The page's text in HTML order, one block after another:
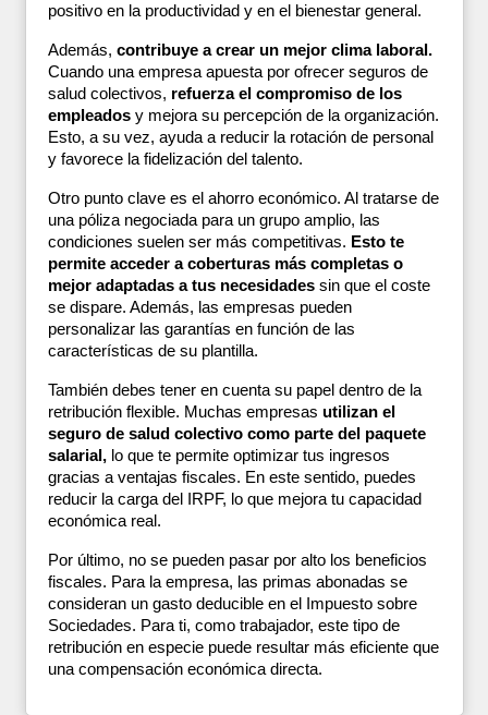
positivo en la productividad y en el bienestar general.
Además,
contribuye a crear un mejor clima laboral.
Cuando una empresa apuesta por ofrecer seguros de
salud colectivos, refuerza el compromiso de los
empleados y mejora su percepción de la organización.
Esto, a su vez, ayuda a reducir la rotación de personal
y favorece la fidelización del talento.
Otro punto clave es el ahorro económico. Al tratarse de
una póliza negociada para un grupo amplio, las
condiciones suelen ser más competitivas. Esto te
permite acceder a coberturas más completas o
mejor adaptadas a tus necesidades sin que el coste
se dispare. Además, las empresas pueden
personalizar las garantías en función de las
características de su plantilla.
También debes tener en cuenta su papel dentro de la
retribución flexible. Muchas empresas utilizan el
seguro de salud colectivo como parte del paquete
salarial, lo que te permite optimizar tus ingresos
gracias a ventajas fiscales. En este sentido, puedes
reducir la carga del IRPF, lo que mejora tu capacidad
económica real.
Por último, no se pueden pasar por alto los beneficios
fiscales. Para la empresa, las primas abonadas se
consideran un gasto deducible en el Impuesto sobre
Sociedades. Para ti, como trabajador, este tipo de
retribución en especie puede resultar más eficiente que
una compensación económica directa.